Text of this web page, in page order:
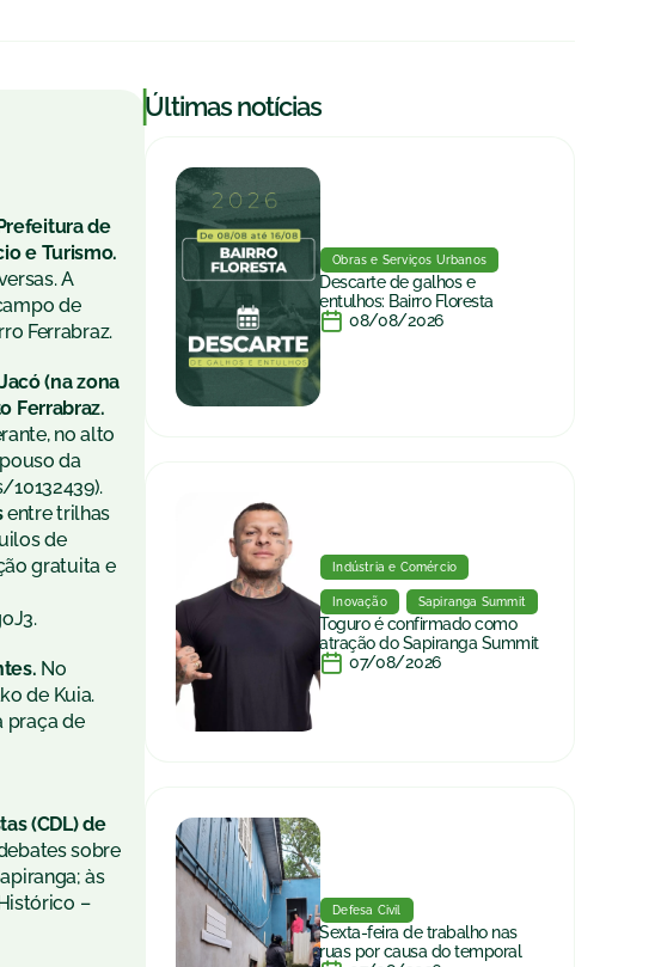
de
e Turismo.
A
de
Ferrabraz.
(na zona
Ferrabraz.
no alto
da
entre trilhas
de
gratuita e
No
de Kuia.
praça de
(CDL) de
sobre
às
–
|Últimas notícias
Obras e Serviços Urbanos
Descarte de galhos e
entulhos: Bairro Floresta
08/08/2026
Indústria e Comércio
Inovação Sapiranga Summit
Toguro é confirmado como
atração do Sapiranga Summit
07/08/2026
Defesa Civil
Sexta-feira de trabalho nas
ruas por causa do temporal